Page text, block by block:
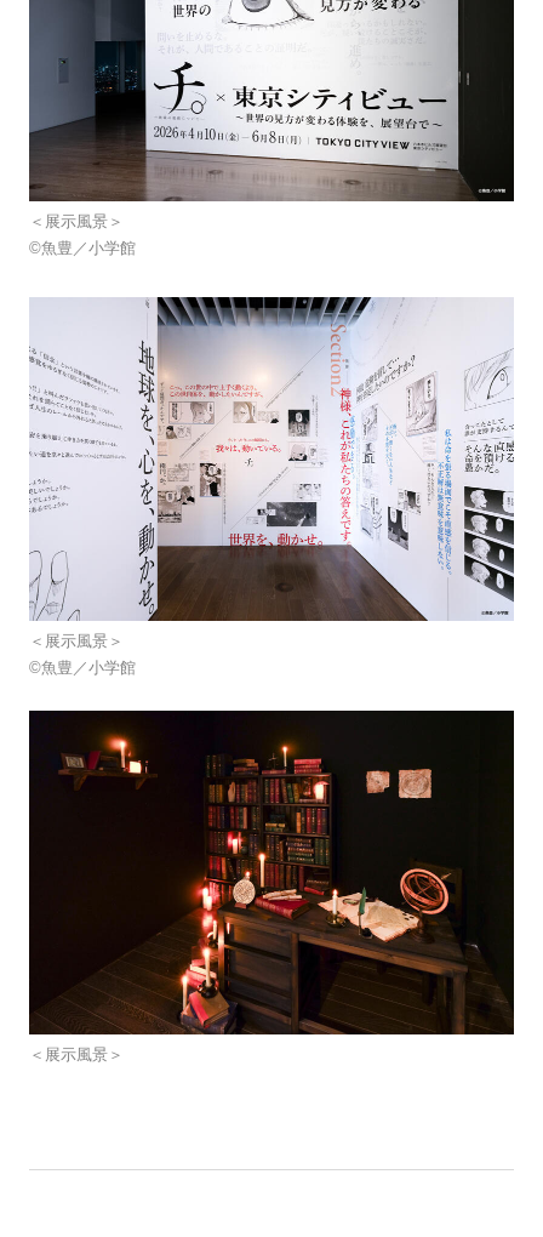
＜展示風景＞
©魚豊／小学館
＜展示風景＞
©魚豊／小学館
＜展示風景＞